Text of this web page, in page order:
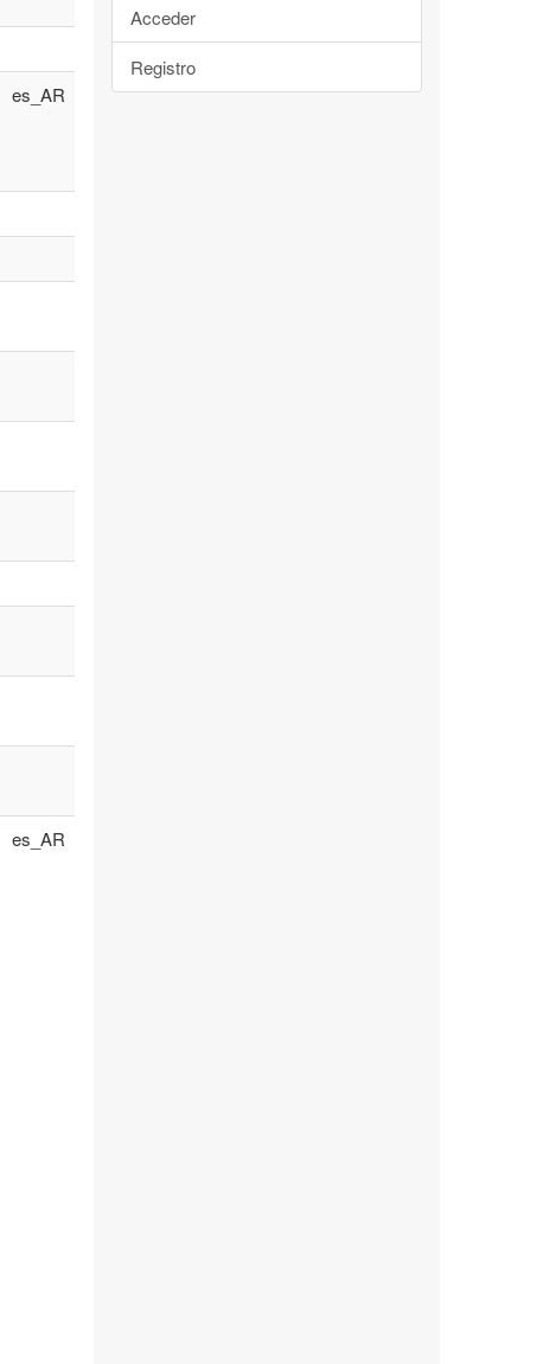
es_AR
es_AR
Acceder
Registro